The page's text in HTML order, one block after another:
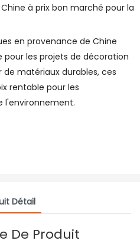
à prix bon marché pour la
en provenance de Chine
les projets de décoration
de matériaux durables, ces
rentable pour les
l'environnement.
Détail
De Produit